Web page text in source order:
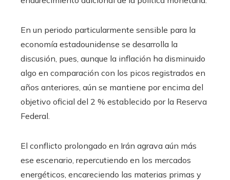
En un periodo particularmente sensible para la
economía estadounidense se desarrolla la
discusión, pues, aunque la inflación ha disminuido
algo en comparación con los picos registrados en
años anteriores, aún se mantiene por encima del
objetivo oficial del 2 % establecido por la Reserva
Federal.
El conflicto prolongado en Irán agrava aún más
ese escenario, repercutiendo en los mercados
energéticos, encareciendo las materias primas y